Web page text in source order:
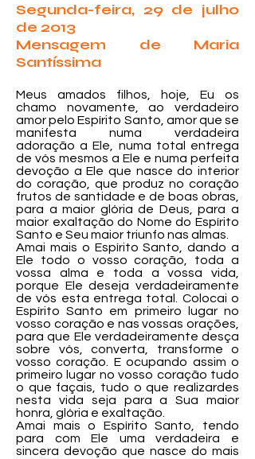
Segunda-feira, 29 de julho
de 2013
Mensagem de Maria
Santíssima
Meus amados filhos, hoje, Eu os
chamo novamente, ao verdadeiro
amor pelo Espírito Santo, amor que se
manifesta numa verdadeira
adoração a Ele, numa total entrega
de vós mesmos a Ele e numa perfeita
devoção a Ele que nasce do interior
do coração, que produz no coração
frutos de santidade e de boas obras,
para a maior glória de Deus, para a
maior exaltação do Nome do Espírito
Santo e Seu maior triunfo nas almas.
Amai mais o Espírito Santo, dando a
Ele todo o vosso coração, toda a
vossa alma e toda a vossa vida,
porque Ele deseja verdadeiramente
de vós esta entrega total. Colocai o
Espírito Santo em primeiro lugar no
vosso coração e nas vossas orações,
para que Ele verdadeiramente desça
sobre vós, converta, transforme o
vosso coração. E ocupando assim o
primeiro lugar no vosso coração tudo
o que façais, tudo o que realizardes
nesta vida seja para a Sua maior
honra, glória e exaltação.
Amai mais o Espírito Santo, tendo
para com Ele uma verdadeira e
sincera devoção que nasce do mais